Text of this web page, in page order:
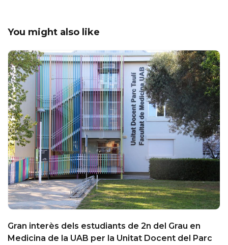
You might also like
Gran interès dels estudiants de 2n del Grau en
Medicina de la UAB per la Unitat Docent del Parc